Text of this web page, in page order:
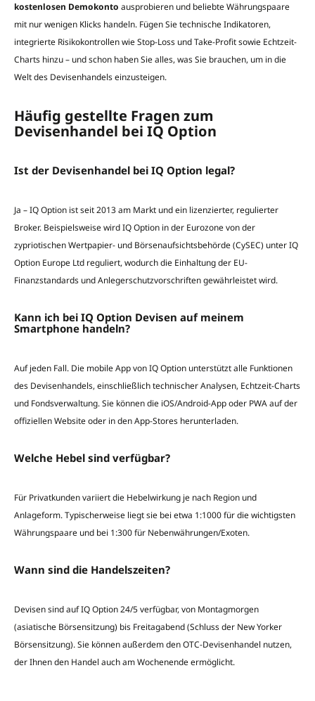
kostenlosen Demokonto ausprobieren und beliebte Währungspaare
mit nur wenigen Klicks handeln. Fügen Sie technische Indikatoren,
integrierte Risikokontrollen wie Stop-Loss und Take-Profit sowie Echtzeit-
Charts hinzu – und schon haben Sie alles, was Sie brauchen, um in die
Welt des Devisenhandels einzusteigen.
Häufig gestellte Fragen zum
Devisenhandel bei IQ Option
Ist der Devisenhandel bei IQ Option legal?
Ja – IQ Option ist seit 2013 am Markt und ein lizenzierter, regulierter
Broker. Beispielsweise wird IQ Option in der Eurozone von der
zypriotischen Wertpapier- und Börsenaufsichtsbehörde (CySEC) unter IQ
Option Europe Ltd reguliert, wodurch die Einhaltung der EU-
Finanzstandards und Anlegerschutzvorschriften gewährleistet wird.
Kann ich bei IQ Option Devisen auf meinem
Smartphone handeln?
Auf jeden Fall. Die mobile App von IQ Option unterstützt alle Funktionen
des Devisenhandels, einschließlich technischer Analysen, Echtzeit-Charts
und Fondsverwaltung. Sie können die iOS/Android-App oder PWA auf der
offiziellen Website oder in den App-Stores herunterladen.
Welche Hebel sind verfügbar?
Für Privatkunden variiert die Hebelwirkung je nach Region und
Anlageform. Typischerweise liegt sie bei etwa 1:1000 für die wichtigsten
Währungspaare und bei 1:300 für Nebenwährungen/Exoten.
Wann sind die Handelszeiten?
Devisen sind auf IQ Option 24/5 verfügbar, von Montagmorgen
(asiatische Börsensitzung) bis Freitagabend (Schluss der New Yorker
Börsensitzung). Sie können außerdem den OTC-Devisenhandel nutzen,
der Ihnen den Handel auch am Wochenende ermöglicht.